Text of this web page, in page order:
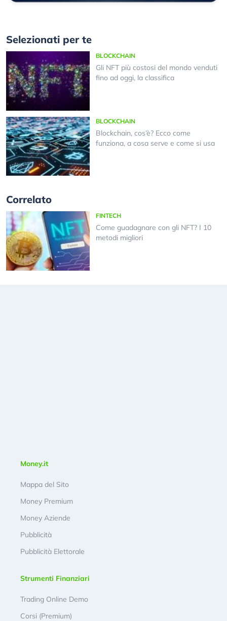
Selezionati per te
BLOCKCHAIN
Gli NFT più costosi del mondo venduti
fino ad oggi, la classifica
BLOCKCHAIN
Blockchain, cos’è? Ecco come
funziona, a cosa serve e come si usa
Correlato
FINTECH
Come guadagnare con gli NFT? I 10
metodi migliori
Money.it
Mappa del Sito
Money Premium
Money Aziende
Pubblicità
Pubblicità Elettorale
Strumenti Finanziari
Trading Online Demo
Corsi (Premium)